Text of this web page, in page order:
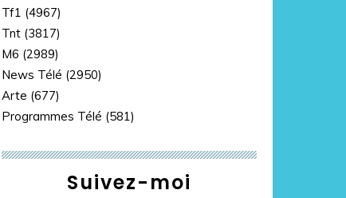
Tf1 (4967)
Tnt (3817)
M6 (2989)
News Télé (2950)
Arte (677)
Programmes Télé (581)
Suivez-moi